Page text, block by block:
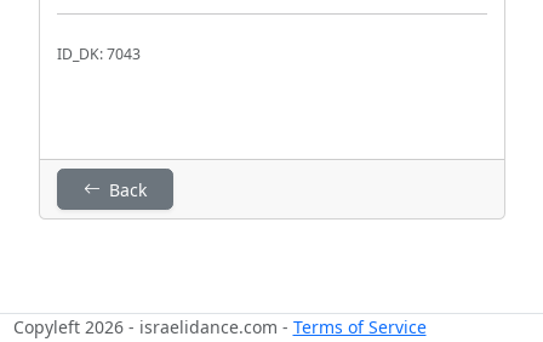
ID_DK: 7043
Back
Copyleft 2026 - israelidance.com - Terms of Service